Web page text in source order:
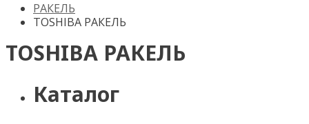
РАКЕЛЬ
TOSHIBA РАКЕЛЬ
TOSHIBA РАКЕЛЬ
Каталог